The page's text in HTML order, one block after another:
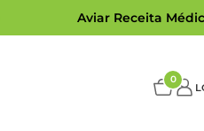
Aviar Receita
0